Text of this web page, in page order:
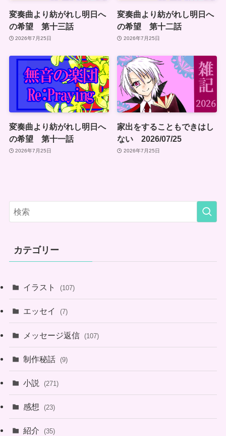
変奏曲より紡がれし明日へ
の希望 第十三話
2026年7月25日
変奏曲より紡がれし明日へ
の希望 第十二話
2026年7月25日
変奏曲より紡がれし明日へ
の希望 第十一話
2026年7月25日
家出をすることもできはし
ない 2026/07/25
2026年7月25日
カテゴリー
イラスト (107)
エッセイ (7)
メッセージ返信 (107)
制作秘話 (9)
小説 (271)
感想 (23)
紹介 (35)